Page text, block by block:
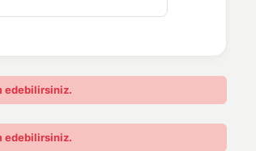
edebilirsiniz.
edebilirsiniz.